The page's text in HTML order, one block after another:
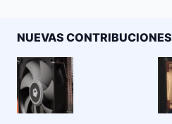
NUEVAS CONTRIBUCIONES